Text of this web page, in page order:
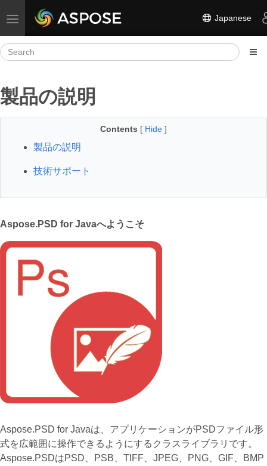
Toggle navigation Japanese
製品の説明
Contents [ Hide ]
製品の説明
技術サポート
Aspose.PSD for Javaへようこそ
Aspose.PSD for Javaは、アプリケーションがPSDファイル形
式を広範囲に操作できるようにするクラスライブラリです。
Aspose.PSDはPSD、PSB、TIFF、JPEG、PNG、GIF、BMP